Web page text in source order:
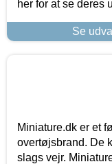
her for at se deres
Se
Miniature.dk er et
overtøjsbrand. De
slags vejr.